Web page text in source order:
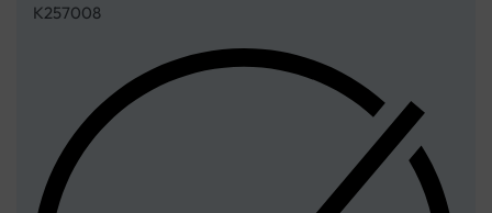
K257008